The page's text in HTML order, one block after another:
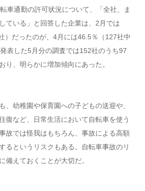
車通勤の許可状況について、「全社、ま
ている」と回答した企業は、2月では
）だったのが、4月には46.5％（127社中
表した5月分の調査では152社のうち97
り、明らかに増加傾向にあった。
、幼稚園や保育園への子どもの送迎や、
復など、日常生活において自転車を使う
故では怪我はもちろん、事故による高額
るというリスクもある。自転車事故のリ
備えておくことが大切だ。